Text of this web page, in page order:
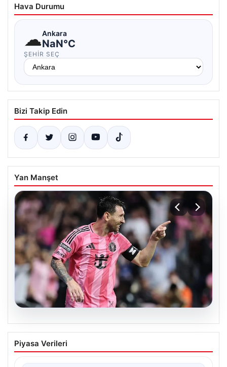
Hava Durumu
☁Ankara
NaN°C
ŞEHIR SEÇ
Bizi Takip Edin
Yan Manşet
06.08.2026
Dünya Kupası sonrası da durmuyor!
Messi yapacağını yaptı
Piyasa Verileri